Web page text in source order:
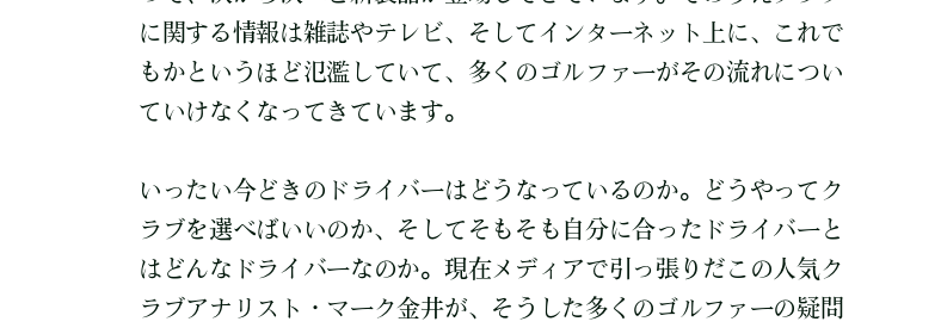
に関する情報は雑誌やテレビ、そしてインターネット上に、これで
もかというほど氾濫していて、多くのゴルファーがその流れについ
ていけなくなってきています。
いったい今どきのドライバーはどうなっているのか。どうやってク
ラブを選べばいいのか、そしてそもそも自分に合ったドライバーと
はどんなドライバーなのか。現在メディアで引っ張りだこの人気ク
ラブアナリスト・マーク金井が、そうした多くのゴルファーの疑問